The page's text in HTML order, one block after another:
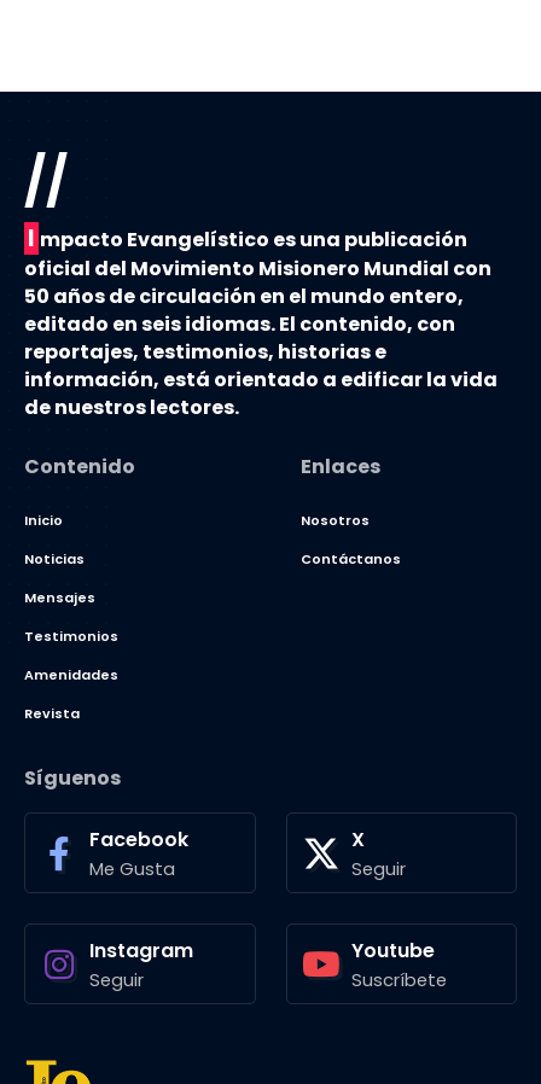
//
I mpacto Evangelístico es una publicación
oficial del Movimiento Misionero Mundial con
50 años de circulación en el mundo entero,
editado en seis idiomas. El contenido, con
reportajes, testimonios, historias e
información, está orientado a edificar la vida
de nuestros lectores.
Contenido
Inicio
Noticias
Mensajes
Testimonios
Amenidades
Revista
Enlaces
Nosotros
Contáctanos
Síguenos
Facebook
Me Gusta
X
Seguir
Instagram
Seguir
Youtube
Suscríbete